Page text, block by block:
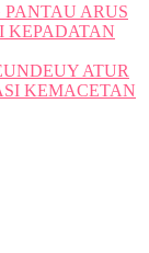
ARUS
KEPADATAN
ATUR
KEMACETAN